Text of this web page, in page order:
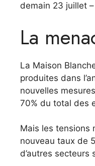
demain 23 juillet
La
La Maison
produites dans
nouvelles
70% du total des
Mais les tensions
nouveau taux de
d’autres